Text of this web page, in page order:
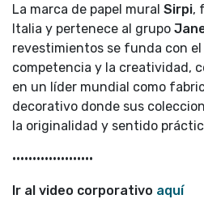
La marca de papel mural Sirpi,
Italia y pertenece al grupo
revestimientos se funda con
competencia y la creatividad,
en un líder mundial como
decorativo donde sus
la originalidad y sentido
••••••••••••••••••••
Ir al video corporativo aquí